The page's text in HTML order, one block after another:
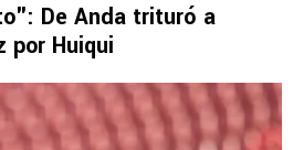
De Anda trituró a
por Huiqui